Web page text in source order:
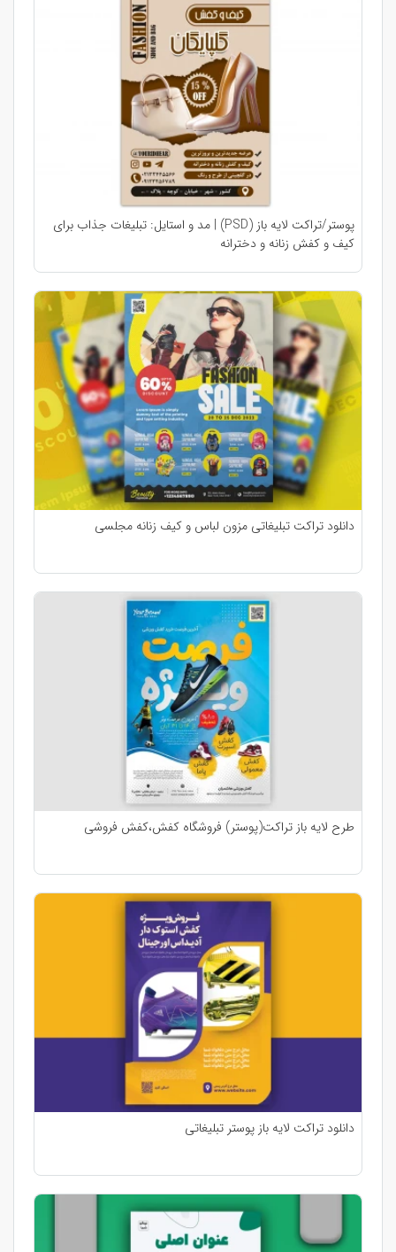
پوستر/تراکت لایه باز (PSD) | مد و استایل: تبلیغات جذاب برای
کیف و کفش زنانه و دخترانه
دانلود تراکت تبلیغاتی مزون لباس و کیف زنانه مجلسی
طرح لایه باز تراکت(پوستر) فروشگاه کفش،کفش فروشی
دانلود تراکت لایه باز پوستر تبلیغاتی